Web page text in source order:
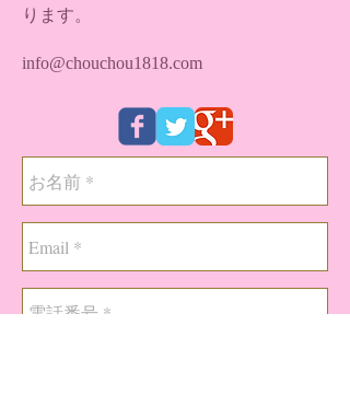
ります。
info@chouchou1818.com